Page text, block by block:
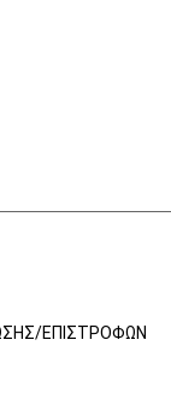
ΕΠΙΣΤΡΟΦΏΝ